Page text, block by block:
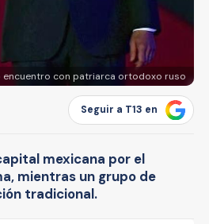
encuentro con patriarca ortodoxo ruso
Seguir a T13 en
mexicana por el
mientras un grupo de
tradicional.